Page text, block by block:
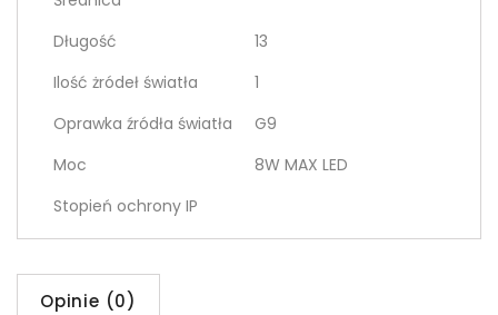
Długość
13
Ilość żródeł światła
1
Oprawka źródła światła
G9
Moc
8W MAX LED
Stopień ochrony IP
Opinie (0)